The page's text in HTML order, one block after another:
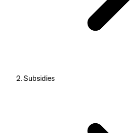
Subsidies